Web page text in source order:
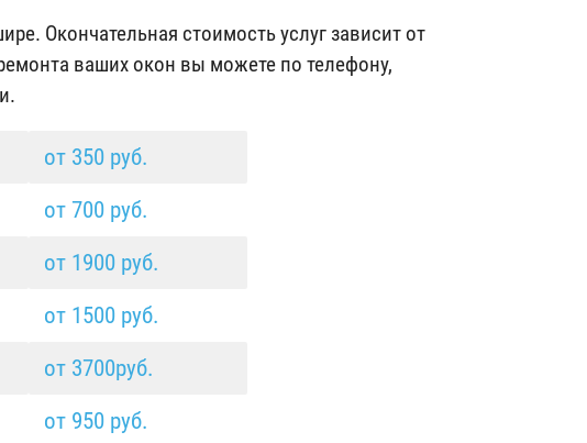
Окончательная стоимость услуг зависит от
ваших окон вы можете по телефону,
от 350 руб.
от 700 руб.
от 1900 руб.
от 1500 руб.
от 3700руб.
от 950 руб.